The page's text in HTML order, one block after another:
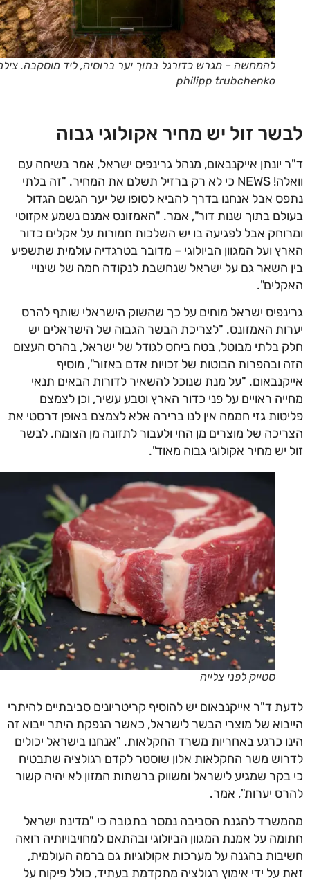
להמחשה – מגרש כדורגל בתוך יער ברוסיה, ליד מוסקבה. צילם:
philipp trubchenko
זול יש מחיר אקולוגי גבוה
יונתן אייקנבאום, מנהל גרינפיס ישראל, אמר בשיחה עם
וואלה! NEWS כי לא רק ברזיל תשלם את המחיר. "זה בלתי
אבל אנחנו בדרך להביא לסופו של יער הגשם הגדול
בתוך שנות דור", אמר. "האמזונס אמנם נשמע אקזוטי
אבל לפגיעה בו יש השלכות חמורות על אקלים כדור
ועל המגוון הביולוגי – מדובר בטרגדיה עולמית שתשפיע
השאר גם על ישראל שנחשבת לנקודה חמה של שינויי
ישראל מוחים על כך שהשוק הישראלי שותף להרס
האמזונס. "לצריכת הבשר הגבוה של הישראלים יש
בלתי מבוטל, בטח ביחס לגודל של ישראל, בהרס העצום
ובהפרות הבוטות של זכויות אדם באזור", מוסיף
"על מנת שנוכל להשאיר לדורות הבאים תנאי
ראויים על פני כדור הארץ וטבע עשיר, וכן לצמצם
גזי חממה אין לנו ברירה אלא לצמצם באופן דרסטי את
של מוצרים מן החי ולעבור לתזונה מן הצומח. לבשר
יש מחיר אקולוגי גבוה מאוד".
סטייק לפני צלייה
ד"ר אייקנבאום יש להוסיף קריטריונים סביבתיים להיתרי
של מוצרי הבשר לישראל, כאשר הנפקת היתר ייבוא זה
כרגע באחריות משרד החקלאות. "אנחנו בישראל יכולים
משר החקלאות אלון שוסטר לקדם רגולציה שתבטיח
שמגיע לישראל ומשווק ברשתות המזון לא יהיה קשור
יערות", אמר.
להגנת הסביבה נמסר בתגובה כי "מדינת ישראל
על אמנת המגוון הביולוגי ובהתאם למחויבויותיה רואה
בהגנה על מערכות אקולוגיות גם ברמה העולמית,
על ידי אימוץ רגולציה מתקדמת בעתיד, כולל פיקוח על